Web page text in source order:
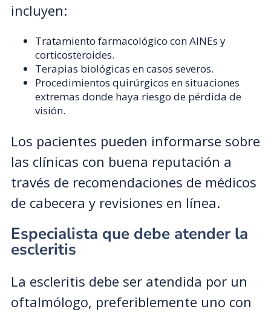
incluyen:
Tratamiento farmacológico con AINEs y
corticosteroides.
Terapias biológicas en casos severos.
Procedimientos quirúrgicos en situaciones
extremas donde haya riesgo de pérdida de
visión.
Los pacientes pueden informarse sobre
las clínicas con buena reputación a
través de recomendaciones de médicos
de cabecera y revisiones en línea.
Especialista que debe atender la
escleritis
La escleritis debe ser atendida por un
oftalmólogo, preferiblemente uno con